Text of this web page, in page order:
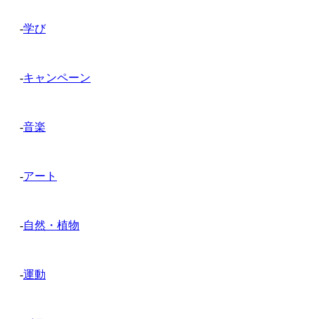
-学び
-キャンペーン
-音楽
-アート
-自然・植物
-運動